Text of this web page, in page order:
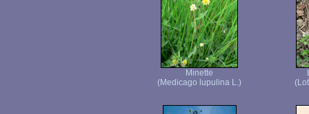
Minette
(Medicago lupulina L.)